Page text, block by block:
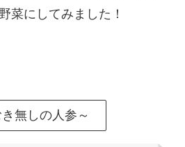
菜にしてみました！
無しの人参～